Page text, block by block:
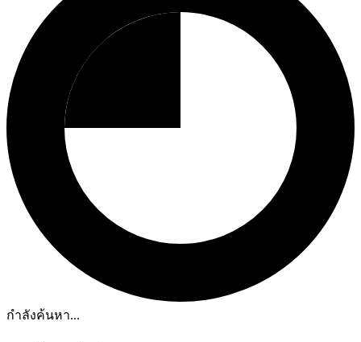
กำลังค้นหา...